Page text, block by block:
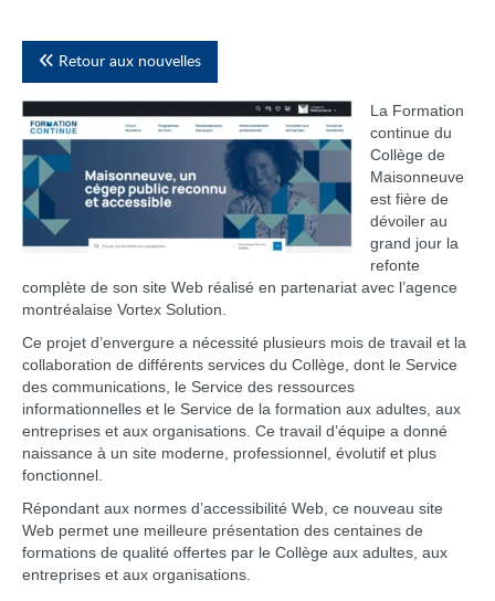
Retour aux nouvelles
La Formation
continue du
Collège de
Maisonneuve
est fière de
dévoiler au
grand jour la
refonte
complète de son site Web réalisé en partenariat avec l’agence
montréalaise Vortex Solution.
Ce projet d’envergure a nécessité plusieurs mois de travail et la
collaboration de différents services du Collège, dont le Service
des communications, le Service des ressources
informationnelles et le Service de la formation aux adultes, aux
entreprises et aux organisations. Ce travail d’équipe a donné
naissance à un site moderne, professionnel, évolutif et plus
fonctionnel.
Répondant aux normes d’accessibilité Web, ce nouveau site
Web permet une meilleure présentation des centaines de
formations de qualité offertes par le Collège aux adultes, aux
entreprises et aux organisations.